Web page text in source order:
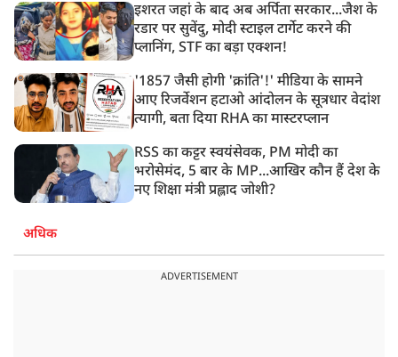
इशरत जहां के बाद अब अर्पिता सरकार...जैश के
रडार पर सुवेंदु, मोदी स्टाइल टार्गेट करने की
प्लानिंग, STF का बड़ा एक्शन!
'1857 जैसी होगी 'क्रांति'!' मीडिया के सामने
आए रिजर्वेशन हटाओ आंदोलन के सूत्रधार वेदांश
त्यागी, बता दिया RHA का मास्टरप्लान
RSS का कट्टर स्वयंसेवक, PM मोदी का
भरोसेमंद, 5 बार के MP...आखिर कौन हैं देश के
नए शिक्षा मंत्री प्रह्लाद जोशी?
अधिक
ADVERTISEMENT